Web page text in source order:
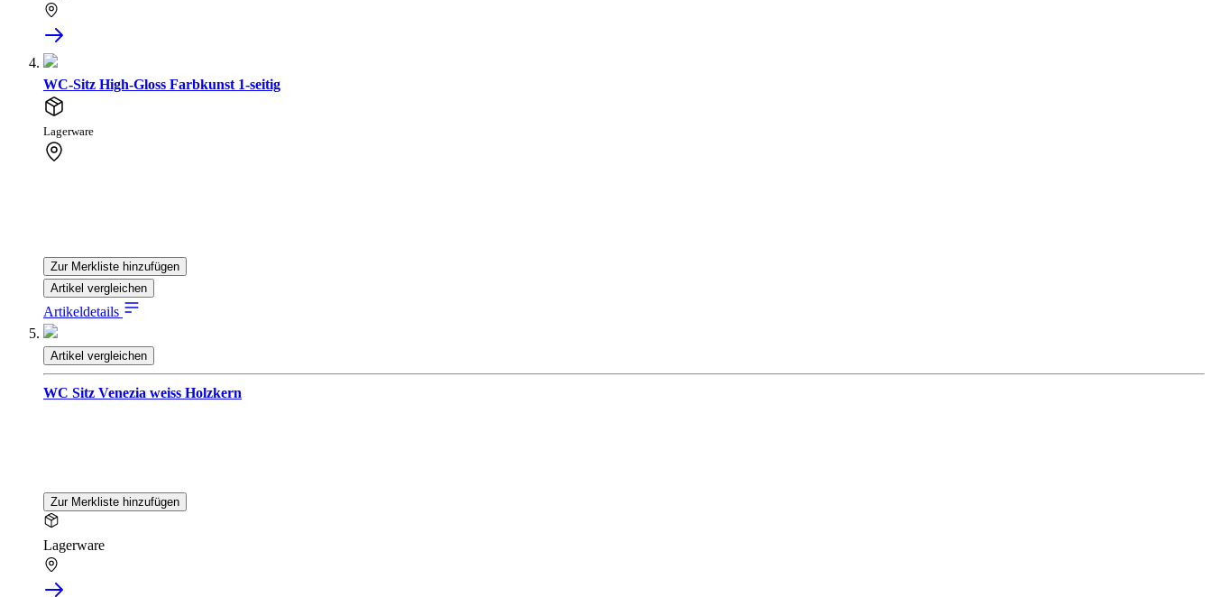
WC-Sitz High-Gloss Farbkunst 1-seitig
Lagerware
Zur Merkliste hinzufügen
Artikel vergleichen
Artikeldetails
Artikel vergleichen
WC Sitz Venezia weiss Holzkern
Zur Merkliste hinzufügen
Lagerware